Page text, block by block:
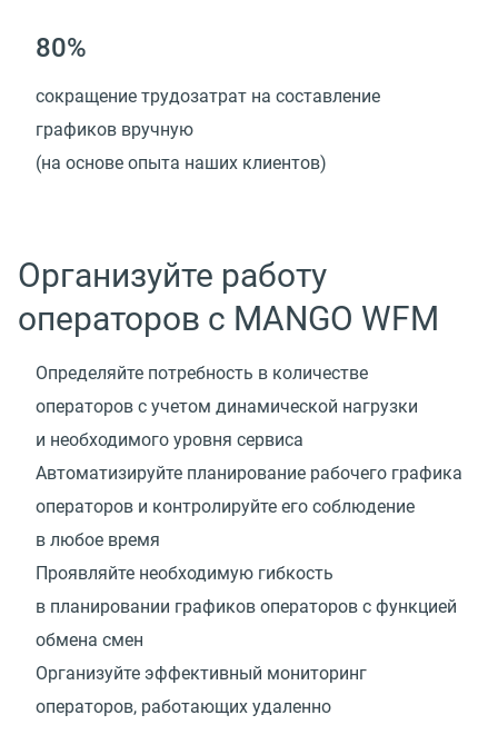
80%
сокращение трудозатрат на составление
графиков вручную
(на основе опыта наших клиентов)
Организуйте работу
операторов с MANGO WFM
Определяйте потребность в количестве
операторов с учетом динамической нагрузки
и необходимого уровня сервиса
Автоматизируйте планирование рабочего графика
операторов и контролируйте его соблюдение
в любое время
Проявляйте необходимую гибкость
в планировании графиков операторов с функцией
обмена смен
Организуйте эффективный мониторинг
операторов, работающих удаленно